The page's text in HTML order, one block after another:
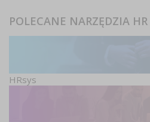
POLECANE NARZĘDZIA HR
HRsys